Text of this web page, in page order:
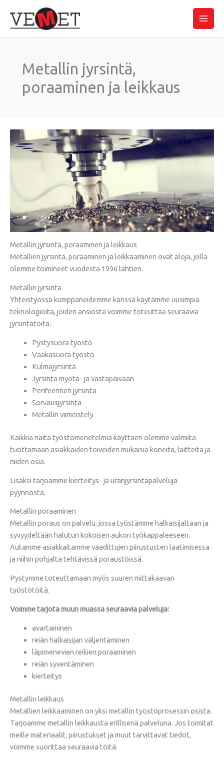
sisältöön
Main
Metallin jyrsintä,
poraaminen ja leikkaus
Metallin jyrsintä, poraaminen ja leikkaus
Metallien jyrsintä, poraaminen ja leikkaaminen ovat aloja, jolla
olemme toimineet vuodesta 1996 lähtien.
Metallin jyrsintä
Yhteistyössä kumppaneidemme kanssa käytämme uusimpia
teknologioita, joiden ansiosta voimme toteuttaa seuraavia
jyrsintätöitä:
Pystysuora työstö
Vaakasuora työstö
Kulmajyrsintä
Jyrsintä myötä- ja vastapäivään
Perifeerinen jyrsintä
Sorvausjyrsintä
Metallin viimeistely
Kaikkia näitä työstömenetelmiä käyttäen olemme valmiita
tuottamaan asiakkaiden toiveiden mukaisia koneita, laitteita ja
niiden osia.
Lisäksi tarjoamme kierteitys- ja uranjyrsintäpalveluja
pyynnöstä.
Metallin poraaminen
Metallin poraus on palvelu, jossa työstämme halkaisijaltaan ja
syvyydeltään halutun kokoisen aukon työkappaleeseen.
Autamme asiakkaitamme vaadittujen piirustusten laatimisessa
ja niihin pohjalta tehtävissä poraustöissä.
Pystymme toteuttamaan myös suuren mittakaavan
työstötöitä.
Voimme tarjota muun muassa seuraavia palveluja:
avartaminen
reiän halkaisijan väljentäminen
läpimenevien reikien poraaminen
reiän syventäminen
kierteitys
Metallin leikkaus
Metallien leikkaaminen on yksi metallin työstöprosessin osista.
Tarjoamme metallin leikkausta erillisenä palveluna. Jos toimitat
meille materiaalit, piirustukset ja muut tarvittavat tiedot,
voimme suorittaa seuraavia töitä: